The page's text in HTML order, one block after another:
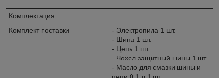
Комплектация
Комплект поставки
- Электропила 1 шт.
- Шина 1 шт.
- Цепь 1 шт.
- Чехол защитный шины 1 шт.
- Масло для смазки шины и
цепи 0,1 л 1 шт.